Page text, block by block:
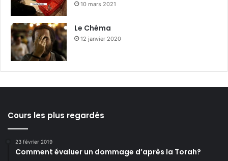
10 mars 2021
Le Chéma
12 janvier 2020
Cours les plus regardés
23 février 2019
Comment évaluer un dommage d’après la Torah?